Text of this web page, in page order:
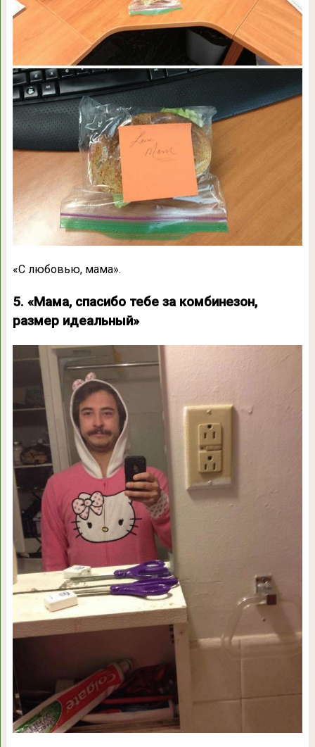
«С любовью, мама».
5. «Мама, спасибо тебе за комбинезон,
размер идеальный»